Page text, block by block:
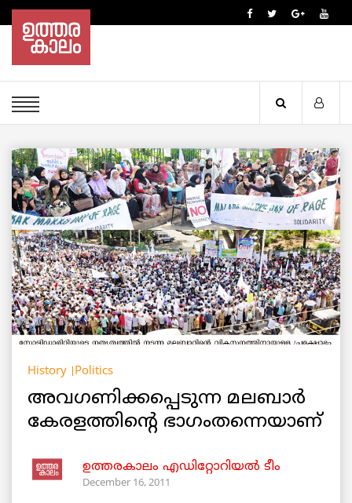
History Politics
അവഗണിക്കപ്പെടുന്ന മലബാര്‍
കേരളത്തിന്റെ ഭാഗംതന്നെയാണ്
ഉത്തരകാലം എഡിറ്റോറിയല്‍ ടീം
December 16, 2011